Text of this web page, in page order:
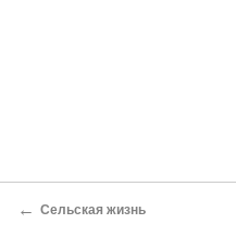
← Сельская жизнь